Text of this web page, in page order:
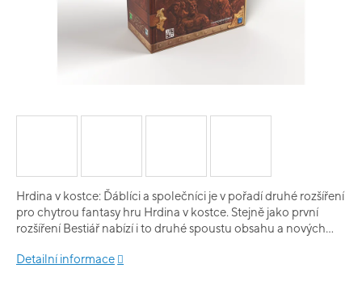
Hrdina v kostce: Ďáblíci a společníci je v pořadí druhé rozšíření
pro chytrou fantasy hru Hrdina v kostce. Stejně jako první
rozšíření Bestiář nabízí i to druhé spoustu obsahu a nových
kostky, ďáblíci, kteří vám budou škodit a společníci, kteří
Detailní informace